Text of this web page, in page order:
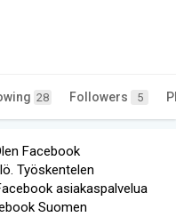
28 Followers 5
Facebook
Työskentelen
asiakaspalvelua
Suomen